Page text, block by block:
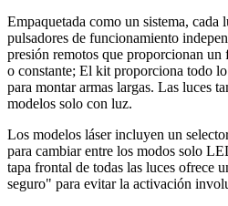
Empaquetada como un sistema, cada
pulsadores de funcionamiento
presión remotos que proporcionan
o constante; El kit proporciona todo
para montar armas largas. Las luces
modelos solo con luz.
Los modelos láser incluyen un
para cambiar entre los modos solo
tapa frontal de todas las luces ofrece
seguro" para evitar la activación